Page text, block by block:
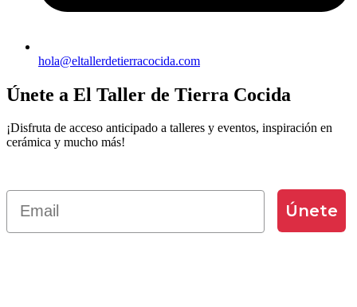
hola@eltallerdetierracocida.com
Únete a El Taller de Tierra Cocida
¡Disfruta de acceso anticipado a talleres y eventos, inspiración en
cerámica y mucho más!
Correo electrónico
Únete